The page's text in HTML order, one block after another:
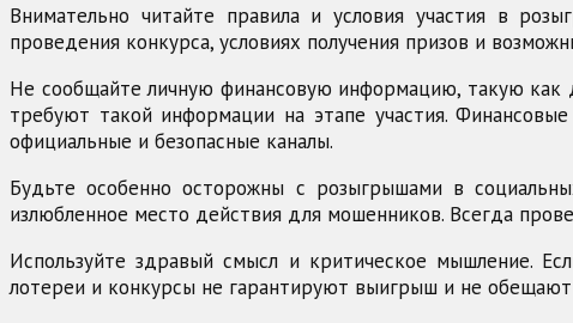
Внимательно читайте правила и условия участия в
проведения конкурса, условиях получения призов и
Не сообщайте личную финансовую информацию, такую как
требуют такой информации на этапе участия.
официальные и безопасные каналы.
Будьте особенно осторожны с розыгрышами в
излюбленное место действия для мошенников. Всегда
Используйте здравый смысл и критическое мышление.
лотереи и конкурсы не гарантируют выигрыш и не